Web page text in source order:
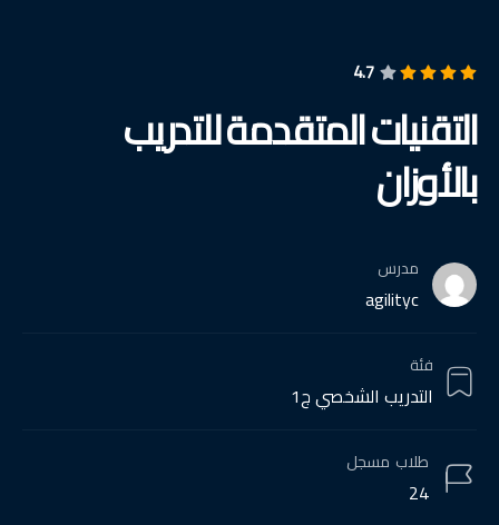
4.7
التقنيات المتقدمة للتدريب
بالأوزان
مدرس
agilityc
فئة
التدريب الشخصي ج1
24
طلاب مسجل